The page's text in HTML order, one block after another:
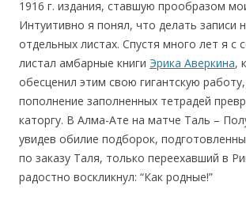
1916 г. издания, ставшую прообразом
Интуитивно я понял, что делать записи
отдельных листах. Спустя много лет я с
листал амбарные книги Эрика Аверкина,
обесценил этим свою гигантскую
пополнение заполненных тетрадей
каторгу. В Алма-Ате на матче Таль –
увидев обилие подборок,
по заказу Таля, только переехавший в
радостно воскликнул: “Как родные!”